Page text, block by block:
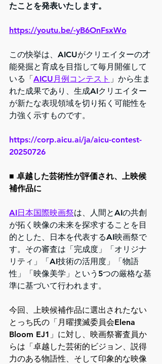
たことを発表いたします。
https://youtu.be/-yB6OnFsxWo
この快挙は、AICUがクリエイターの才
能発掘と育成を目指して毎月開催して
いる「AICU月例コンテスト 」から生ま
れた成果であり、生成AIクリエイター
が新たな表現領域を切り拓く可能性を
力強く示すものです。
https://corp.aicu.ai/ja/aicu-contest-
20250726
■ 卓越した芸術性が評価され、上映候
補作品に
AI日本国際映画祭は、人間とAIの共創
が拓く映像の未来を探求することを目
的とした、日本を代表するAI映画祭で
す。その審査は「完成度」「オリジナ
リティ」「AI技術の活用度」「物語
性」「映像美学」という5つの厳格な基
準に基づいて行われます。
今回、上映候補作品に選出されたない
とっち氏の「月曜撲滅委員会Elena
Bloom EJ1」に対し、映画祭審査員か
らは「卓越した芸術的ビジョン、説得
力のある物語性、そして印象的な映像